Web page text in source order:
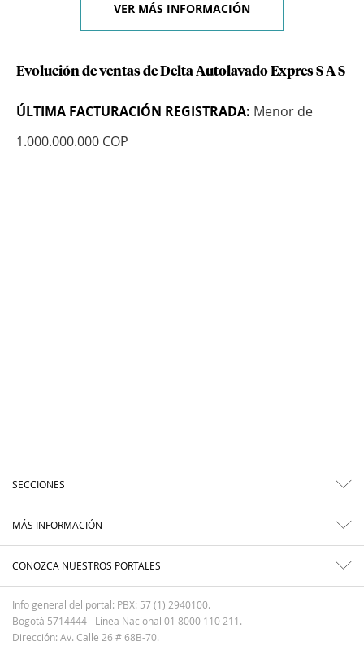
VER MÁS INFORMACIÓN
Evolución de ventas de Delta Autolavado Expres S A S
ÚLTIMA FACTURACIÓN REGISTRADA: Menor de
1.000.000.000 COP
SECCIONES
MÁS INFORMACIÓN
CONOZCA NUESTROS PORTALES
Info general del portal: PBX: 57 (1) 2940100.
Bogotá 5714444 - Línea Nacional 01 8000 110 211.
Dirección: Av. Calle 26 # 68B-70.